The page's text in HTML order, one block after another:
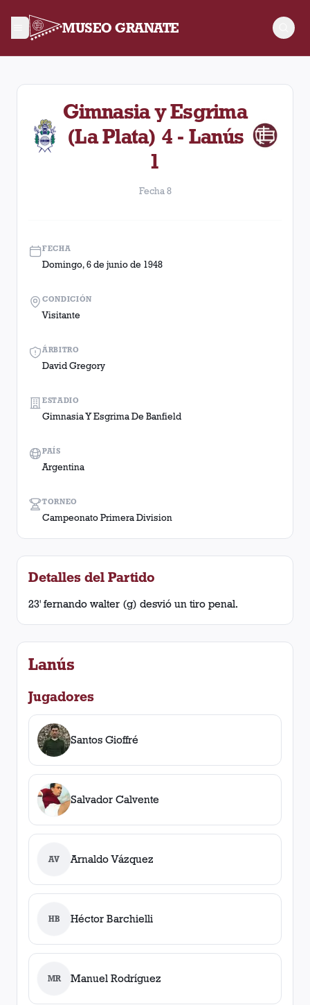
MUSEO GRANATE
Fecha 8. Partido entre Lanús y Gimnasia y Esgrima (La
Gimnasia y Esgrima
(La Plata) 4 - Lanús
1
Fecha 8
FECHA
Domingo, 6 de junio de 1948
ÁRBITRO
David Gregory
TORNEO
Campeonato Primera Division
CONDICIÓN
Visitante
ESTADIO
Gimnasia Y Esgrima De Banfield
PAÍS
Argentina
Detalles del Partido
23' fernando walter (g) desvió un tiro penal.
Lanús
Jugadores
Santos Gioffré
Salvador Calvente
AV Arnaldo Vázquez
HB Héctor Barchielli
MR Manuel Rodríguez